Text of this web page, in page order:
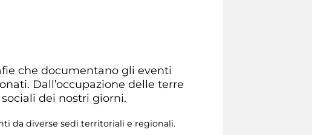
che documentano gli eventi
Dall’occupazione delle terre
dei nostri giorni.
da diverse sedi territoriali e regionali.